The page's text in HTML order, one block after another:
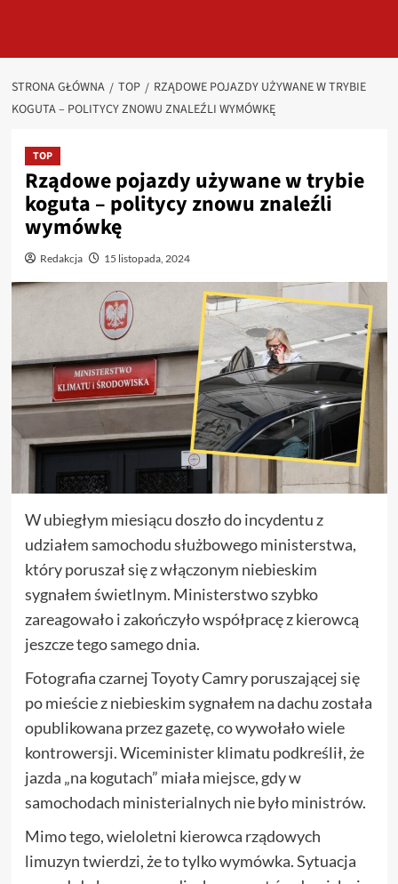
STRONA GŁÓWNA TOP
RZĄDOWE POJAZDY UŻYWANE W TRYBIE
KOGUTA – POLITYCY ZNOWU ZNALEŹLI WYMÓWKĘ
TOP
Rządowe pojazdy używane w trybie
koguta – politycy znowu znaleźli
wymówkę
Redakcja 15 listopada, 2024
W ubiegłym miesiącu doszło do incydentu z
udziałem samochodu służbowego ministerstwa,
który poruszał się z włączonym niebieskim
sygnałem świetlnym. Ministerstwo szybko
zareagowało i zakończyło współpracę z kierowcą
jeszcze tego samego dnia.
Fotografia czarnej Toyoty Camry poruszającej się
po mieście z niebieskim sygnałem na dachu została
opublikowana przez gazetę, co wywołało wiele
kontrowersji. Wiceminister klimatu podkreślił, że
jazda „na kogutach” miała miejsce, gdy w
samochodach ministerialnych nie było ministrów.
Mimo tego, wieloletni kierowca rządowych
limuzyn twierdzi, że to tylko wymówka. Sytuacja